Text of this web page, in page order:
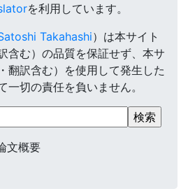
を利用しています。
Takahashi）は本サイト
含む）の品質を保証せず、本サ
翻訳含む）を使用して発生した
一切の責任を負いません。
文概要